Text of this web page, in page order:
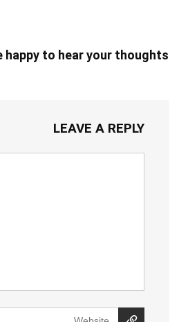
happy to hear your thoughts
LEAVE A REPLY